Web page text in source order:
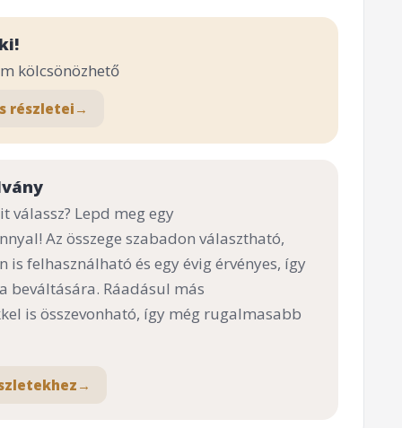
kölcsönözhető
részletei →
válassz? Lepd meg egy
Az összege szabadon választható,
is felhasználható és egy évig érvényes, így
beváltására. Ráadásul más
is összevonható, így még rugalmasabb
→